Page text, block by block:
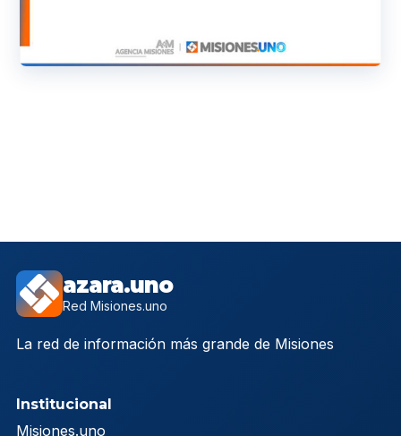
azara.uno
Red Misiones.uno
La red de información más grande de Misiones
Institucional
Misiones.uno